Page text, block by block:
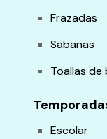
Frazadas
Sabanas
Toallas de
Escolar